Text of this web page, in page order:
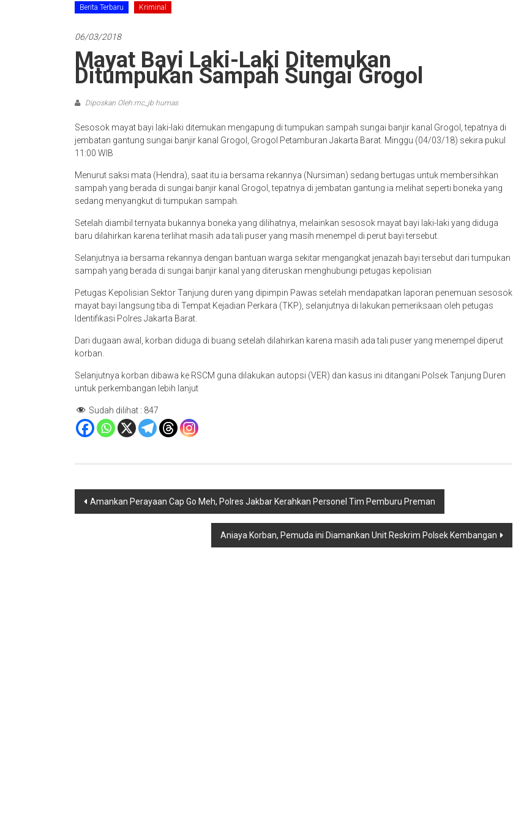
Berita Terbaru Kriminal
06/03/2018
Mayat Bayi Laki-Laki Ditemukan
Ditumpukan Sampah Sungai Grogol
Diposkan Oleh:mc_jb humas
Sesosok mayat bayi laki-laki ditemukan mengapung di tumpukan sampah sungai banjir kanal Grogol, tepatnya di
jembatan gantung sungai banjir kanal Grogol, Grogol Petamburan Jakarta Barat. Minggu (04/03/18) sekira pukul
11:00 WIB
Menurut saksi mata (Hendra), saat itu ia bersama rekannya (Nursiman) sedang bertugas untuk membersihkan
sampah yang berada di sungai banjir kanal Grogol, tepatnya di jembatan gantung ia melihat seperti boneka yang
sedang menyangkut di tumpukan sampah.
Setelah diambil ternyata bukannya boneka yang dilihatnya, melainkan sesosok mayat bayi laki-laki yang diduga
baru dilahirkan karena terlihat masih ada tali puser yang masih menempel di perut bayi tersebut.
Selanjutnya ia bersama rekannya dengan bantuan warga sekitar mengangkat jenazah bayi tersebut dari tumpukan
sampah yang berada di sungai banjir kanal yang diteruskan menghubungi petugas kepolisian
Petugas Kepolisian Sektor Tanjung duren yang dipimpin Pawas setelah mendapatkan laporan penemuan sesosok
mayat bayi langsung tiba di Tempat Kejadian Perkara (TKP), selanjutnya di lakukan pemeriksaan oleh petugas
Identifikasi Polres Jakarta Barat.
Dari dugaan awal, korban diduga di buang setelah dilahirkan karena masih ada tali puser yang menempel diperut
korban.
Selanjutnya korban dibawa ke RSCM guna dilakukan autopsi (VER) dan kasus ini ditangani Polsek Tanjung Duren
untuk perkembangan lebih lanjut
Sudah dilihat : 847
Navigasi
Amankan Perayaan Cap Go Meh, Polres Jakbar Kerahkan Personel Tim Pemburu Preman
Aniaya Korban, Pemuda ini Diamankan Unit Reskrim Polsek Kembangan